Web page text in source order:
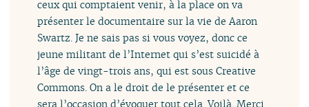
ceux qui comptaient venir, à la place on va
présenter le documentaire sur la vie de Aaron
Swartz. Je ne sais pas si vous voyez, donc ce
jeune militant de l’Internet qui s’est suicidé à
l’âge de vingt-trois ans, qui est sous Creative
Commons. On a le droit de le présenter et ce
sera l’occasion d’évoquer tout cela. Voilà. Merci